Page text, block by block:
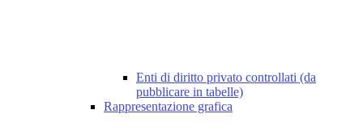
Enti di diritto privato controllati (da
pubblicare in tabelle)
Rappresentazione grafica